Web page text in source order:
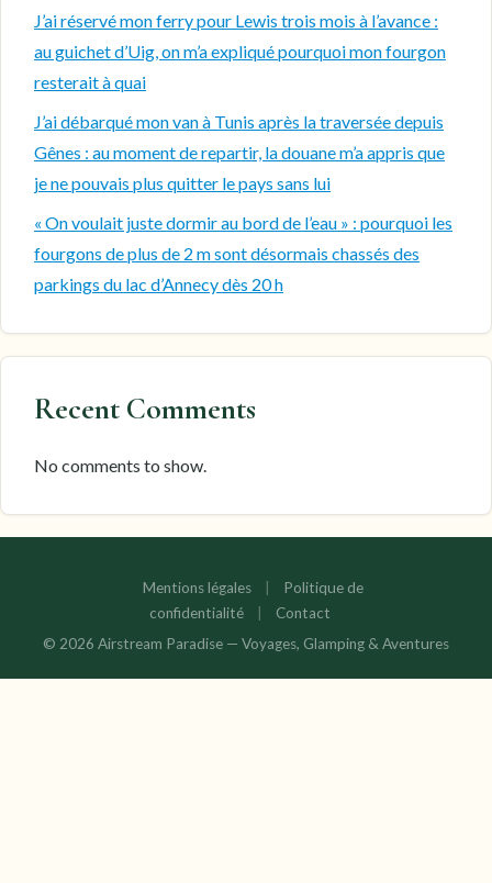
J’ai réservé mon ferry pour Lewis trois mois à l’avance :
au guichet d’Uig, on m’a expliqué pourquoi mon fourgon
resterait à quai
J’ai débarqué mon van à Tunis après la traversée depuis
Gênes : au moment de repartir, la douane m’a appris que
je ne pouvais plus quitter le pays sans lui
« On voulait juste dormir au bord de l’eau » : pourquoi les
fourgons de plus de 2 m sont désormais chassés des
parkings du lac d’Annecy dès 20 h
Recent Comments
No comments to show.
Mentions légales
Politique de
confidentialité
Contact
© 2026 Airstream Paradise — Voyages, Glamping & Aventures